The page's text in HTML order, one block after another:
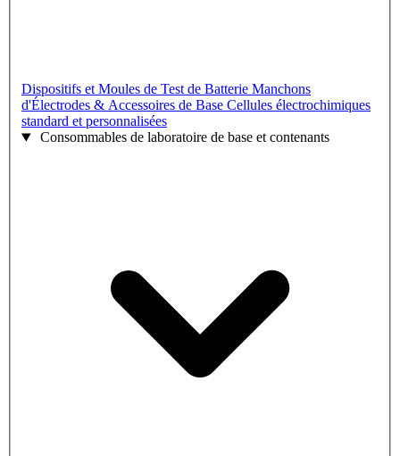
Dispositifs et Moules de Test de Batterie Manchons
d'Électrodes & Accessoires de Base Cellules électrochimiques
standard et personnalisées
Consommables de laboratoire de base et contenants